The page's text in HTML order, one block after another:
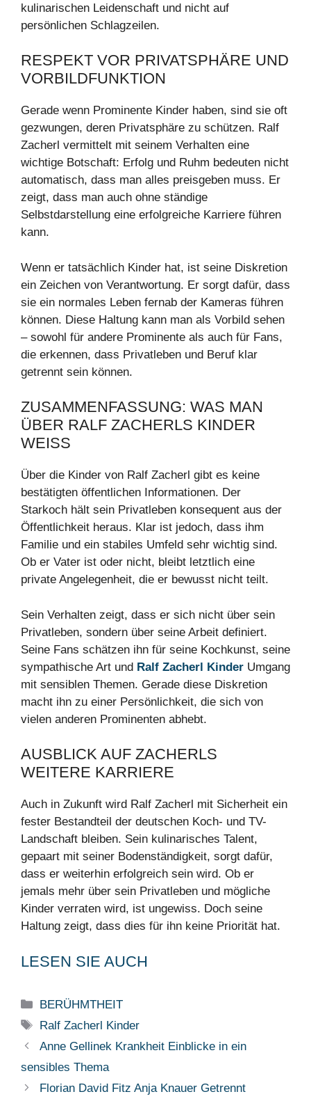
kulinarischen Leidenschaft und nicht auf
persönlichen Schlagzeilen.
RESPEKT VOR PRIVATSPHÄRE UND
VORBILDFUNKTION
Gerade wenn Prominente Kinder haben, sind sie oft
gezwungen, deren Privatsphäre zu schützen. Ralf
Zacherl vermittelt mit seinem Verhalten eine
wichtige Botschaft: Erfolg und Ruhm bedeuten nicht
automatisch, dass man alles preisgeben muss. Er
zeigt, dass man auch ohne ständige
Selbstdarstellung eine erfolgreiche Karriere führen
kann.
Wenn er tatsächlich Kinder hat, ist seine Diskretion
ein Zeichen von Verantwortung. Er sorgt dafür, dass
sie ein normales Leben fernab der Kameras führen
können. Diese Haltung kann man als Vorbild sehen
– sowohl für andere Prominente als auch für Fans,
die erkennen, dass Privatleben und Beruf klar
getrennt sein können.
ZUSAMMENFASSUNG: WAS MAN
ÜBER RALF ZACHERLS KINDER
WEISS
Über die Kinder von Ralf Zacherl gibt es keine
bestätigten öffentlichen Informationen. Der
Starkoch hält sein Privatleben konsequent aus der
Öffentlichkeit heraus. Klar ist jedoch, dass ihm
Familie und ein stabiles Umfeld sehr wichtig sind.
Ob er Vater ist oder nicht, bleibt letztlich eine
private Angelegenheit, die er bewusst nicht teilt.
Sein Verhalten zeigt, dass er sich nicht über sein
Privatleben, sondern über seine Arbeit definiert.
Seine Fans schätzen ihn für seine Kochkunst, seine
sympathische Art und Ralf Zacherl Kinder Umgang
mit sensiblen Themen. Gerade diese Diskretion
macht ihn zu einer Persönlichkeit, die sich von
vielen anderen Prominenten abhebt.
AUSBLICK AUF ZACHERLS
WEITERE KARRIERE
Auch in Zukunft wird Ralf Zacherl mit Sicherheit ein
fester Bestandteil der deutschen Koch- und TV-
Landschaft bleiben. Sein kulinarisches Talent,
gepaart mit seiner Bodenständigkeit, sorgt dafür,
dass er weiterhin erfolgreich sein wird. Ob er
jemals mehr über sein Privatleben und mögliche
Kinder verraten wird, ist ungewiss. Doch seine
Haltung zeigt, dass dies für ihn keine Priorität hat.
LESEN SIE AUCH
Categories
BERÜHMTHEIT
Tags
Ralf Zacherl Kinder
Anne Gellinek Krankheit Einblicke in ein
sensibles Thema
Florian David Fitz Anja Knauer Getrennt